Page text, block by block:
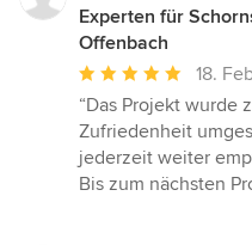
Experten für
Offenbach
Durchschnittliche
Bewertung:
5
von
5
18.
“Das Projekt wurde
Zufriedenheit
jederzeit weiter
Bis zum nächsten